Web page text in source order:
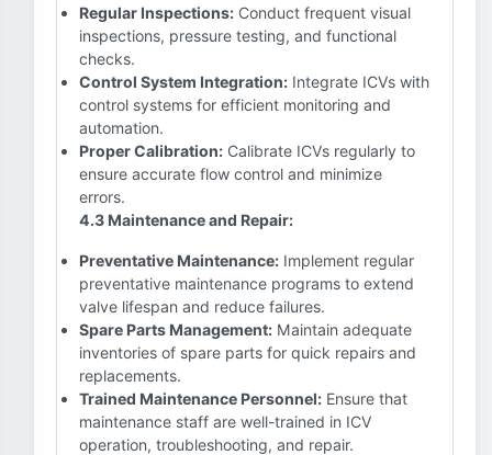
Regular Inspections: Conduct frequent visual
inspections, pressure testing, and functional
checks.
Control System Integration: Integrate ICVs with
control systems for efficient monitoring and
automation.
Proper Calibration: Calibrate ICVs regularly to
ensure accurate flow control and minimize
errors.
4.3 Maintenance and Repair:
Preventative Maintenance: Implement regular
preventative maintenance programs to extend
valve lifespan and reduce failures.
Spare Parts Management: Maintain adequate
inventories of spare parts for quick repairs and
replacements.
Trained Maintenance Personnel: Ensure that
maintenance staff are well-trained in ICV
operation, troubleshooting, and repair.